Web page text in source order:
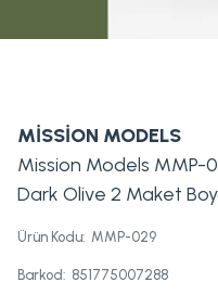
MİSSİON MODELS
Mission Models MMP-
Dark Olive 2 Maket
Ürün Kodu: MMP-029
Barkod: 851775007288